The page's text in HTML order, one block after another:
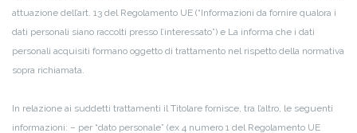
attuazione dell’art. 13 del Regolamento UE (“Informazioni da fornire qualora i
dati personali siano raccolti presso l’interessato”) e La informa che i dati
personali acquisiti formano oggetto di trattamento nel rispetto della normativa
sopra richiamata.
In relazione ai suddetti trattamenti il Titolare fornisce, tra l’altro, le seguenti
informazioni: – per “dato personale” (ex 4 numero 1 del Regolamento UE